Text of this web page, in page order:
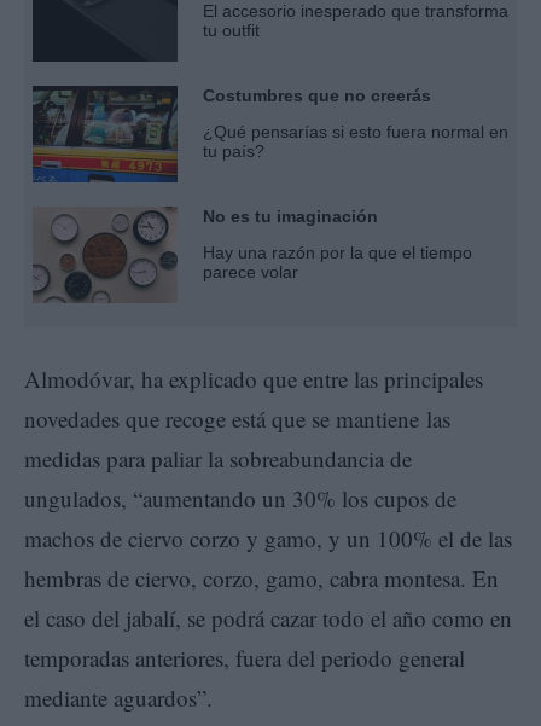
El accesorio inesperado que transforma
tu outfit
Costumbres que no creerás
¿Qué pensarías si esto fuera normal en
tu país?
No es tu imaginación
Hay una razón por la que el tiempo
parece volar
Almodóvar, ha explicado que entre las principales
novedades que recoge está que se mantiene las
medidas para paliar la sobreabundancia de
ungulados, “aumentando un 30% los cupos de
machos de ciervo corzo y gamo, y un 100% el de las
hembras de ciervo, corzo, gamo, cabra montesa. En
el caso del jabalí, se podrá cazar todo el año como en
temporadas anteriores, fuera del periodo general
mediante aguardos”.